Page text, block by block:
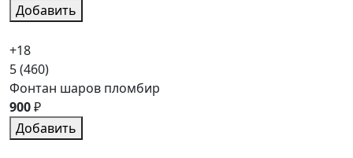
Добавить
+18
5(460)
Фонтан шаров пломбир
900₽
Добавить